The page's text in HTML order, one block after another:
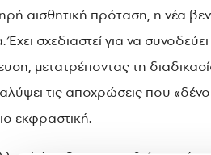
αισθητική πρόταση, η νέα
Έχει σχεδιαστεί για να
μετατρέποντας τη
τις αποχρώσεις που
εκφραστική.